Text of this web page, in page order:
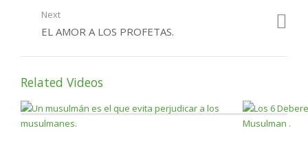
Next
EL AMOR A LOS PROFETAS.
Related Videos